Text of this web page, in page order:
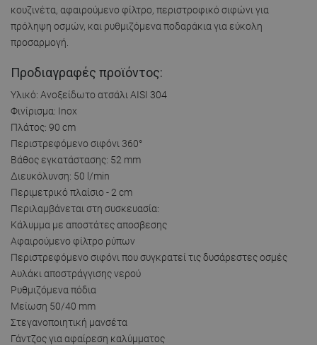
κουζινέτα, αφαιρούμενο φίλτρο, περιστροφικό σιφώνι για
πρόληψη οσμών, και ρυθμιζόμενα ποδαράκια για εύκολη
προσαρμογή.
Προδιαγραφές προϊόντος:
Υλικό: Ανοξείδωτο ατσάλι AISI 304
Φινίρισμα: Inox
Πλάτος: 90 cm
Περιστρεφόμενο σιφόνι 360°
Βάθος εγκατάστασης: 52 mm
Διευκόλυνση: 50 l/min
Περιμετρικό πλαίσιο - 2 cm
Περιλαμβάνεται στη συσκευασία:
Κάλυμμα με αποστάτες αποσβεσης
Αφαιρούμενο φίλτρο ρύπων
Περιστρεφόμενο σιφόνι που συγκρατεί τις δυσάρεστες οσμές
Αυλάκι αποστράγγισης νερού
Ρυθμιζόμενα πόδια
Μείωση 50/40 mm
Στεγανοποιητική μανσέτα
Γάντζος για αφαίρεση καλύμματος